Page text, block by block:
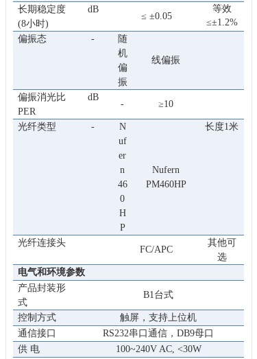
长期稳定度
(8小时)
dB
≤ ±0.05
等效
≤±1.2%
偏振态
-
随
机
偏
振
线偏振
偏振消光比
PER
dB
- ≥10
光纤类型 -
N
uf
er
n
46
0
H
P
Nufern
PM460HP
长度1米
光纤连接头
FC/APC
其他可
选
电气和环境参数
产品封装形
式
B1台式
控制方式
触屏，支持上位机
通信接口
RS232串口通信，DB9母口
供 电
100~240V AC, <30W